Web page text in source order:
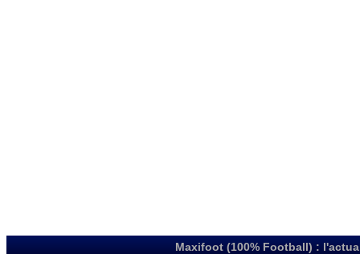
Maxifoot (100% Football) :